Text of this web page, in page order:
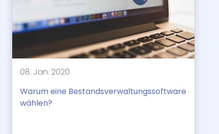
08. Jan. 2020
Warum eine Bestandsverwaltungssoftware
wählen?